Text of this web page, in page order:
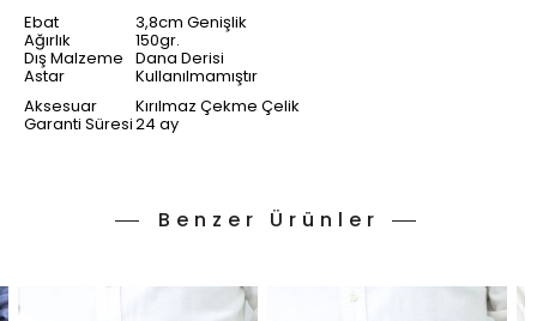
Ebat 3,8cm Genişlik
Ağırlık 150gr.
Dış Malzeme Dana Derisi
Astar
Kullanılmamıştır
Aksesuar
Kırılmaz Çekme Çelik
Garanti Süresi24 ay
Benzer Ürünler